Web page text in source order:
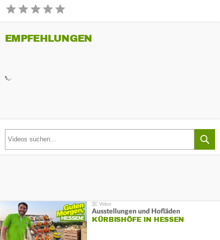
EMPFEHLUNGEN
Ausstellungen und Hofläden
KÜRBISHÖFE IN HESSEN